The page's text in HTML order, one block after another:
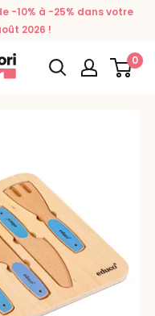
-10% à -25% dans votre
2026 !
0